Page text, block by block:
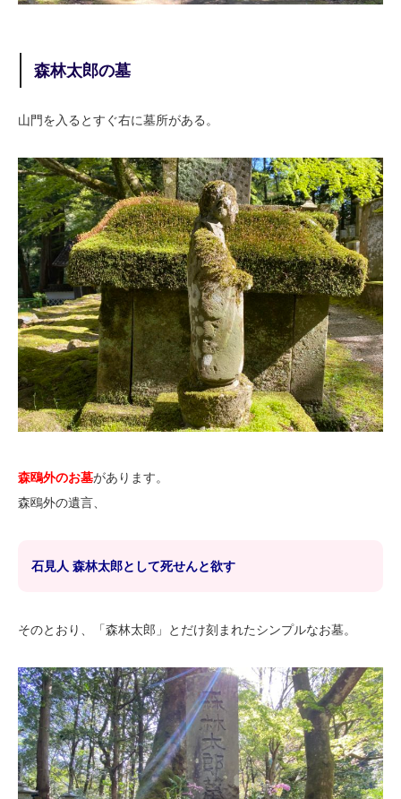
森林太郎の墓
山門を入るとすぐ右に墓所がある。
森鴎外のお墓があります。
森鴎外の遺言、
石見人 森林太郎として死せんと欲す
そのとおり、「森林太郎」とだけ刻まれたシンプルなお墓。